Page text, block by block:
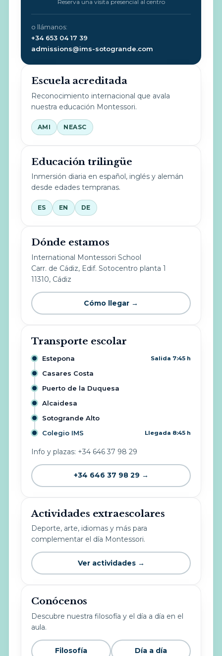
Reserva una visita presencial al centro
o llámanos:
+34 653 04 17 39
admissions@ims-sotogrande.com
Escuela acreditada
Reconocimiento internacional que avala
nuestra educación Montessori.
AMI NEASC
Educación trilingüe
Inmersión diaria en español, inglés y alemán
desde edades tempranas.
ES EN DE
Dónde estamos
International Montessori School
Carr. de Cádiz, Edif. Sotocentro planta 1
11310, Cádiz
Cómo llegar →
Transporte escolar
Estepona Salida 7:45 h
Casares Costa
Puerto de la Duquesa
Alcaidesa
Sotogrande Alto
Colegio IMS
Llegada 8:45 h
Info y plazas: +34 646 37 98 29
+34 646 37 98 29 →
Actividades extraescolares
Deporte, arte, idiomas y más para
complementar el día Montessori.
Ver actividades →
Conócenos
Descubre nuestra filosofía y el día a día en el
aula.
Filosofía Día a día